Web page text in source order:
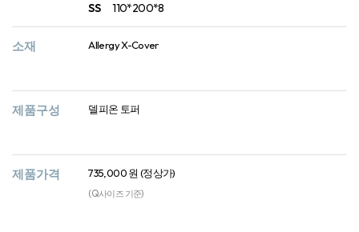
SS
110*200*8
소재 Allergy X-Cover
제품구성 델피온 토퍼
제품가격 735,000 원 (정상가)
(Q사이즈 기준)